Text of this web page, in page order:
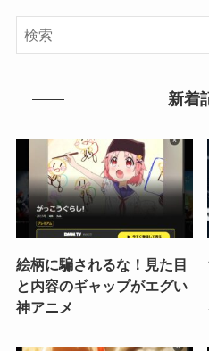
新着
絵柄に騙されるな！見た目
と内容のギャップがエグい
神アニメ